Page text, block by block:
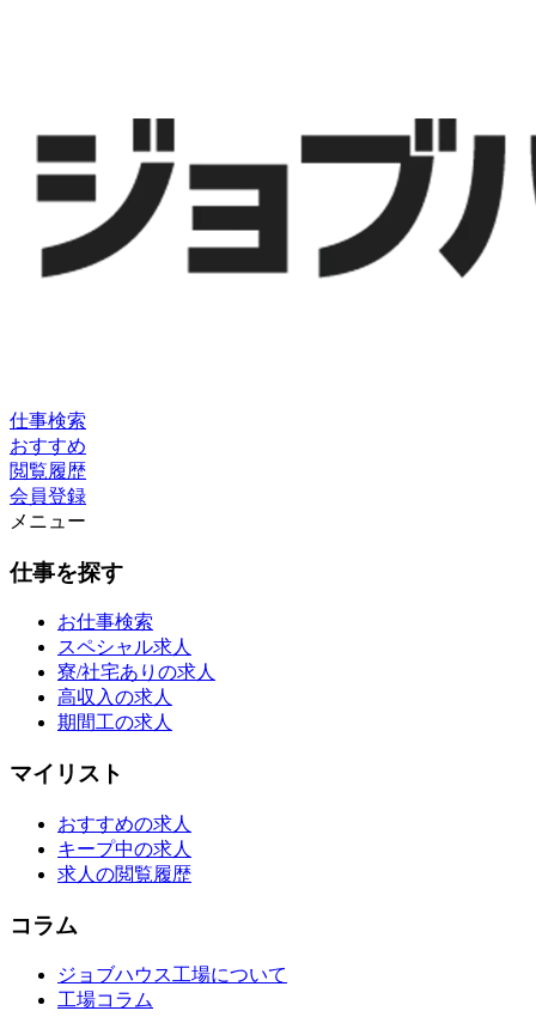
仕事検索
おすすめ
閲覧履歴
会員登録
メニュー
仕事を探す
お仕事検索
スペシャル求人
寮/社宅ありの求人
高収入の求人
期間工の求人
マイリスト
おすすめの求人
キープ中の求人
求人の閲覧履歴
コラム
ジョブハウス工場について
工場コラム